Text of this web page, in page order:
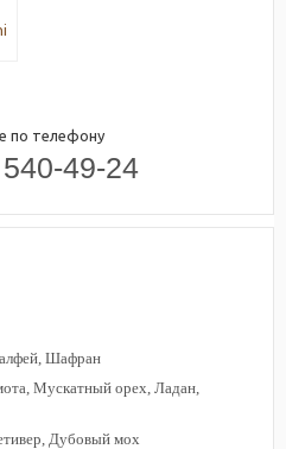
по телефону
49-24
Шафран
Мускатный орех, Ладан,
Дубовый мох